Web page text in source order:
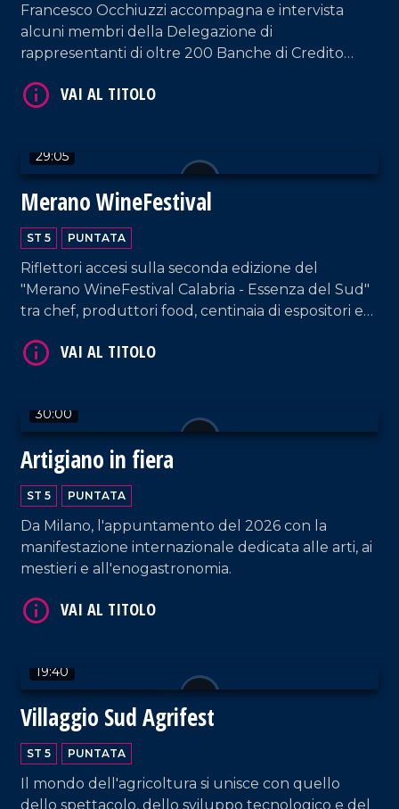
Francesco Occhiuzzi accompagna e intervista
alcuni membri della Delegazione di
rappresentanti di oltre 200 Banche di Credito
XIV nel cuore del Vaticano.
29:05
Merano WineFestival
ST 5 PUNTATA
Riflettori accesi sulla seconda edizione del
"Merano WineFestival Calabria - Essenza del Sud"
tra chef, produttori food, centinaia di espositori e
30:00
Artigiano in fiera
ST 5 PUNTATA
Da Milano, l'appuntamento del 2026 con la
manifestazione internazionale dedicata alle arti, ai
mestieri e all'enogastronomia.
19:40
Villaggio Sud Agrifest
ST 5 PUNTATA
Il mondo dell'agricoltura si unisce con quello
dello spettacolo, dello sviluppo tecnologico e del
VAI AL TITOLO
VAI AL TITOLO
VAI AL TITOLO